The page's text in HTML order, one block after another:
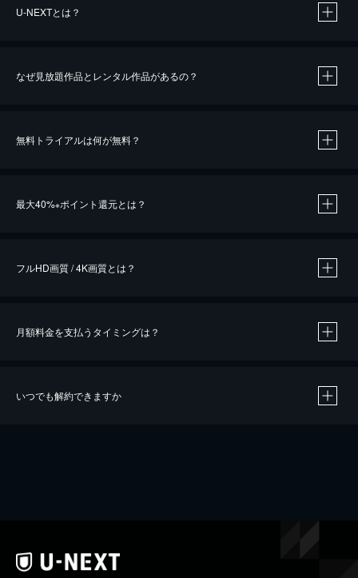
U-NEXTとは？
なぜ見放題作品とレンタル作品があるの？
無料トライアルは何が無料？
最大40%※ポイント還元とは？
※40％ポイント還元の対象は、クレジットカード決済による作品の購入 / レンタルです。
iOSアプリのUコイン決済による作品の購入 / レンタルは、20％のポイント還元です。
フルHD画質 / 4K画質とは？
月額料金を支払うタイミングは？
いつでも解約できますか